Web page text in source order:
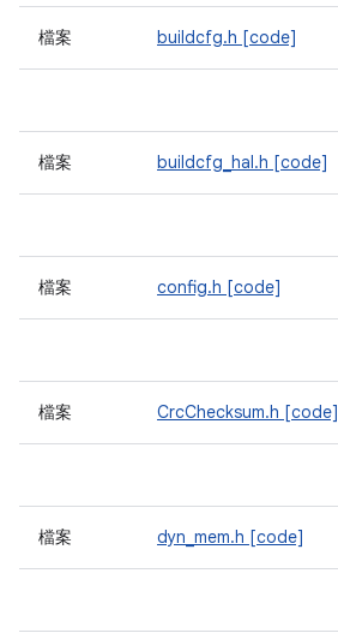
檔案 buildcfg.h [code]
檔案 buildcfg_hal.h [code]
檔案 config.h [code]
檔案 CrcChecksum.h [code]
檔案 dyn_mem.h [code]